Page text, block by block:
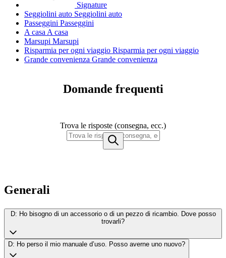
Signature
Seggiolini auto Seggiolini auto
Passeggini Passeggini
A casa A casa
Marsupi Marsupi
Risparmia per ogni viaggio Risparmia per ogni viaggio
Grande convenienza Grande convenienza
Domande frequenti
Trova le risposte (consegna, ecc.)
Generali
D: Ho bisogno di un accessorio o di un pezzo di ricambio. Dove posso
trovarli?
D: Ho perso il mio manuale d’uso. Posso averne uno nuovo?